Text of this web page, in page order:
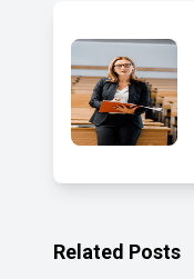
Related Posts